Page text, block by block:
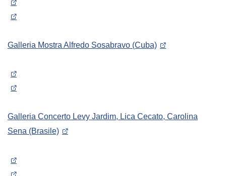
Galleria Mostra Alfredo Sosabravo (Cuba)
Galleria Concerto Levy Jardim, Lica Cecato, Carolina
Sena (Brasile)